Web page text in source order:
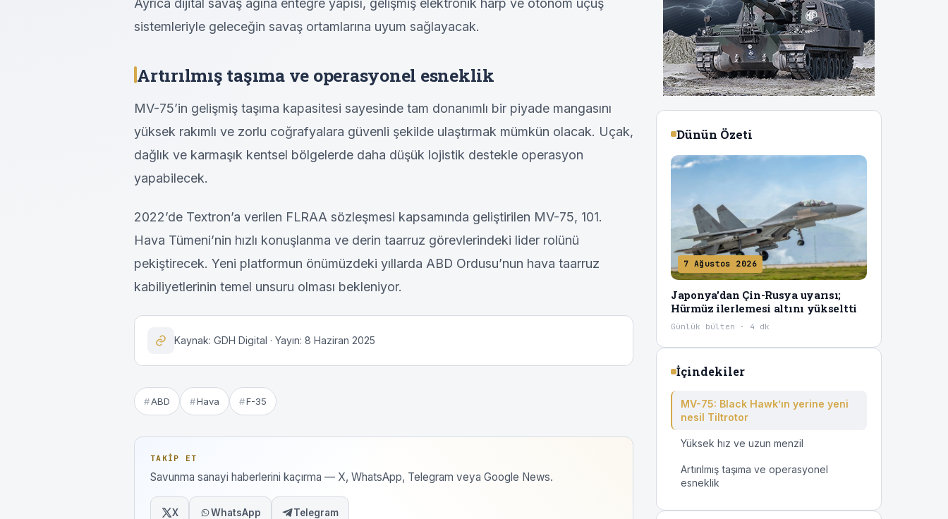
Ayrıca dijital savaş ağına entegre yapısı, gelişmiş elektronik harp ve otonom uçuş
sistemleriyle geleceğin savaş ortamlarına uyum sağlayacak.
Artırılmış taşıma ve operasyonel esneklik
MV-75’in gelişmiş taşıma kapasitesi sayesinde tam donanımlı bir piyade mangasını
yüksek rakımlı ve zorlu coğrafyalara güvenli şekilde ulaştırmak mümkün olacak. Uçak,
dağlık ve karmaşık kentsel bölgelerde daha düşük lojistik destekle operasyon
yapabilecek.
2022’de Textron’a verilen FLRAA sözleşmesi kapsamında geliştirilen MV-75, 101.
Hava Tümeni’nin hızlı konuşlanma ve derin taarruz görevlerindeki lider rolünü
pekiştirecek. Yeni platformun önümüzdeki yıllarda ABD Ordusu’nun hava taarruz
kabiliyetlerinin temel unsuru olması bekleniyor.
Kaynak: GDH Digital · Yayın: 8 Haziran 2025
ABD Hava F-35
TAKIP ET
Savunma sanayi haberlerini kaçırma — X, WhatsApp, Telegram veya Google News.
X WhatsApp Telegram
Dünün Özeti
7 Ağustos 2026
Japonya'dan Çin-Rusya uyarısı;
Hürmüz ilerlemesi altını yükseltti
Günlük bülten · 4 dk
İçindekiler
MV-75: Black Hawk’ın yerine yeni
nesil Tiltrotor
Yüksek hız ve uzun menzil
Artırılmış taşıma ve operasyonel
esneklik